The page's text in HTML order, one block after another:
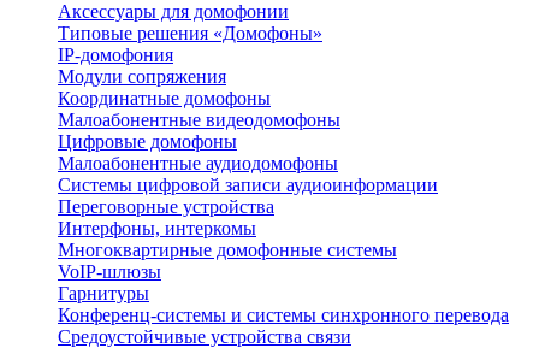
Аксессуары для домофонии
Типовые решения «Домофоны»
IP-домофония
Модули сопряжения
Координатные домофоны
Малоабонентные видеодомофоны
Цифровые домофоны
Малоабонентные аудиодомофоны
Системы цифровой записи аудиоинформации
Переговорные устройства
Интерфоны, интеркомы
Многоквартирные домофонные системы
VoIP-шлюзы
Гарнитуры
Конференц-системы и системы синхронного перевода
Средоустойчивые устройства связи